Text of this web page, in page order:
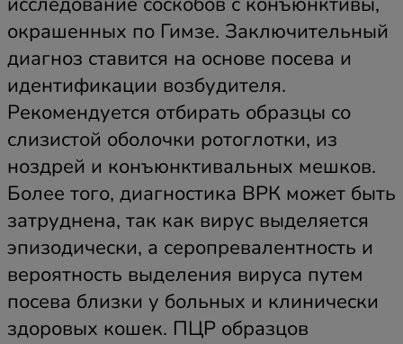
окрашенных по Гимзе. Заключительный
диагноз ставится на основе посева и
идентификации возбудителя.
Рекомендуется отбирать образцы со
слизистой оболочки ротоглотки, из
ноздрей и конъюнктивальных мешков.
Более того, диагностика ВРК может быть
затруднена, так как вирус выделяется
эпизодически, а серопревалентность и
вероятность выделения вируса путем
посева близки у больных и клинически
здоровых кошек. ПЦР образцов